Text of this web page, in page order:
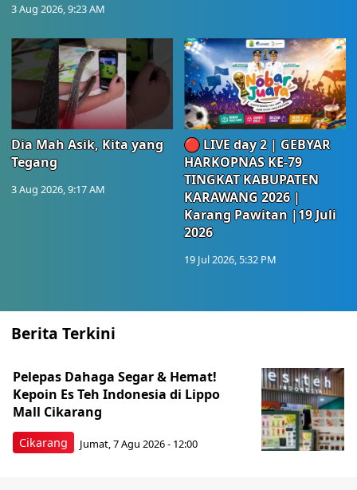
3 Aug 2026, 9:23 AM
Dia Mah Asik, Kita yang
Tegang
3 Aug 2026, 9:17 AM
🔴 LIVE day 2 | GEBYAR
HARKOPNAS KE-79
TINGKAT KABUPATEN
KARAWANG 2026 |
Karang Pawitan |19 Juli
2026
19 Jul 2026, 5:32 PM
Berita Terkini
Cikarang
Pelepas Dahaga Segar & Hemat!
Kepoin Es Teh Indonesia di Lippo
Mall Cikarang
Jumat, 7 Agu 2026 - 12:00